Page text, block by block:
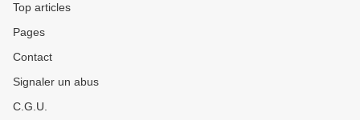
Top articles
Pages
Contact
Signaler un abus
C.G.U.